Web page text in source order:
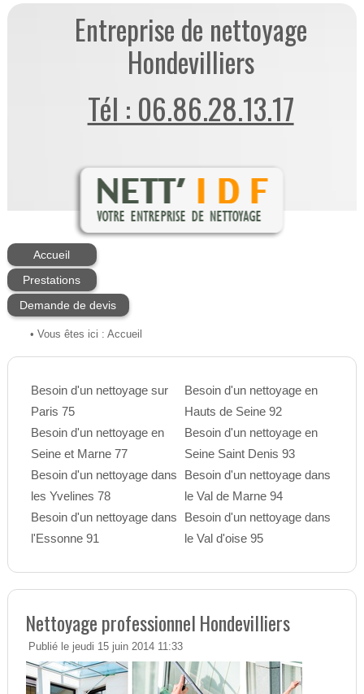
Entreprise de nettoyage
Hondevilliers
Tél : 06.86.28.13.17
Accueil
Prestations
Demande de devis
• Vous êtes ici : Accueil
Besoin d'un nettoyage sur
Paris 75
Besoin d'un nettoyage en
Seine et Marne 77
Besoin d'un nettoyage dans
les Yvelines 78
Besoin d'un nettoyage dans
l'Essonne 91
Besoin d'un nettoyage en
Hauts de Seine 92
Besoin d'un nettoyage en
Seine Saint Denis 93
Besoin d'un nettoyage dans
le Val de Marne 94
Besoin d'un nettoyage dans
le Val d'oise 95
Nettoyage professionnel Hondevilliers
Publié le jeudi 15 juin 2014 11:33